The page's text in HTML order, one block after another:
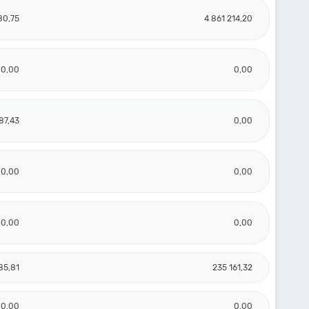
4 861 214,20
0,00 0,00
0,00
0,00 0,00
0,00 0,00
235 161,32
0,00 0,00